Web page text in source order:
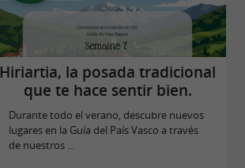
Hiriartia, la posada tradicional
que te hace sentir bien.
Durante todo el verano, descubre nuevos
lugares en la Guía del País Vasco a través
de nuestros ...